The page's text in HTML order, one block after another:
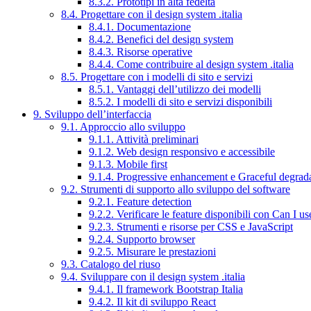
8.4. Progettare con il design system .italia
8.4.1. Documentazione
8.4.2. Benefici del design system
8.4.3. Risorse operative
8.4.4. Come contribuire al design system .italia
8.5. Progettare con i modelli di sito e servizi
8.5.1. Vantaggi dell’utilizzo dei modelli
8.5.2. I modelli di sito e servizi disponibili
9. Sviluppo dell’interfaccia
9.1. Approccio allo sviluppo
9.1.1. Attività preliminari
9.1.2. Web design responsivo e accessibile
9.1.3. Mobile first
9.1.4. Progressive enhancement e Graceful
9.2. Strumenti di supporto allo sviluppo del software
9.2.1. Feature detection
9.2.2. Verificare le feature disponibili con Can I
9.2.3. Strumenti e risorse per CSS e JavaScript
9.2.4. Supporto browser
9.2.5. Misurare le prestazioni
9.3. Catalogo del riuso
9.4. Sviluppare con il design system .italia
9.4.1. Il framework Bootstrap Italia
9.4.2. Il kit di sviluppo React